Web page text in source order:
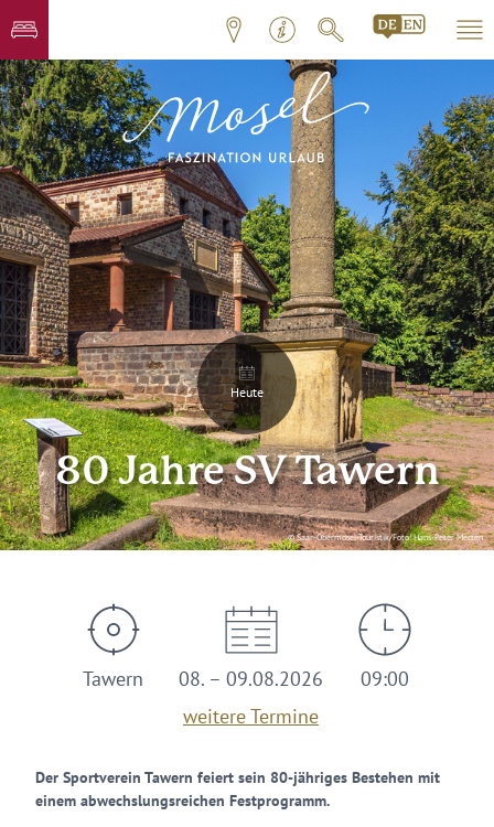
© Saar-Obermosel-Touristik/Foto: Hans-Peter Merten
Heute
80 Jahre SV Tawern
Tawern
08. – 09.08.2026
weitere Termine
09:00
Der Sportverein Tawern feiert sein 80-jähriges Bestehen mit
einem abwechslungsreichen Festprogramm.